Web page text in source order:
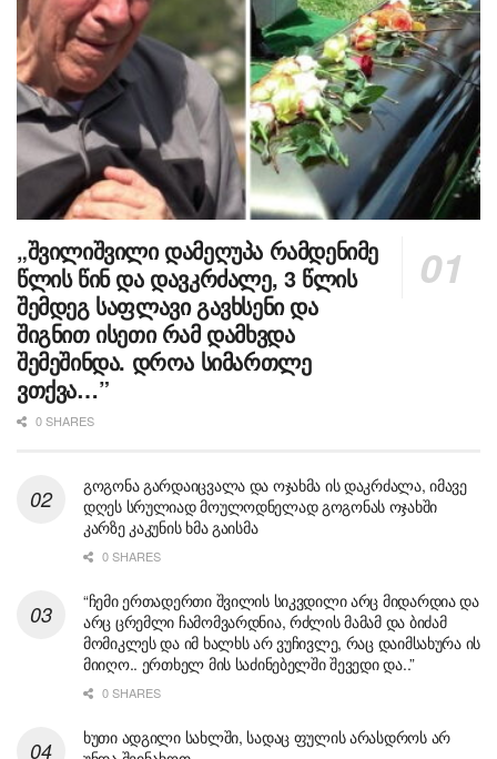
„შვილიშვილი დამეღუპა რამდენიმე
წლის წინ და დავკრძალე, 3 წლის
შემდეგ საფლავი გავხსენი და
შიგნით ისეთი რამ დამხვდა
შემეშინდა. დროა სიმართლე
ვთქვა…”
0 SHARES
გოგონა გარდაიცვალა და ოჯახმა ის დაკრძალა, იმავე
დღეს სრულიად მოულოდნელად გოგონას ოჯახში
კარზე კაკუნის ხმა გაისმა
0 SHARES
“ჩემი ერთადერთი შვილის სიკვდილი არც მიდარდია და
არც ცრემლი ჩამომვარდნია, რძლის მამამ და ბიძამ
მომიკლეს და იმ ხალხს არ ვუჩივლე, რაც დაიმსახურა ის
მიიღო.. ერთხელ მის საძინებელში შევედი და..”
0 SHARES
ხუთი ადგილი სახლში, სადაც ფულის არასდროს არ